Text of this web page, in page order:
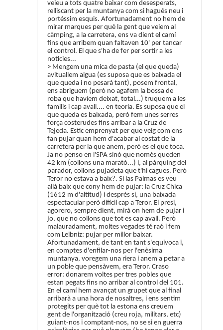
veieu a tots quatre baixar com desesperats,
relliscant per la muntanya com si hagués neu i
portéssim esquis. Afortunadament no hem de
mirar marques per què la gent que veiem al
càmping, a la carretera, ens va dient el camí
fins que arribem quan faltaven 10' per tancar
el control. El que s'ha de fer per sortir a les
noticies...
> Mengem una mica de pasta (el que queda)
avituallem aigua (es suposa que es baixada el
que queda i no pesarà tant), posem frontal,
ens abriguem (però no agafem la bossa de
roba que havíem deixat, total...) truquem a les
familis i cap avall.... en teoria. Es suposa que el
que queda es baixada, però fem unes serres
força costerudes fins arribar a la Cruz de
Tejeda. Estic emprenyat per que veig com ens
fan pujar quan hem d'acabar al costat de la
carretera per la que anem, però es el que toca.
Ja no penso en l'SPA sinó que només queden
42 km (collons una marató...) i, al pàrquing del
parador, collons pujadeta que t'hi cagues. Però
Teror no estava a baix?. Si las Palmas es veu
allà baix que cony hem de pujar: la Cruz Chica
(1612 m d'altitud) i desprès si, una baixada
espectacular però difícil cap a Teror. El presi,
agorero, sempre dient, mirà on hem de pujar i
jo, que no collons que tot es cap avall. Però
malauradament, moltes vegades té raó i fem
com Leibniz: pujar per millor baixar.
Afortunadament, de tant en tant s'equivoca i,
en comptes d'enfilar-nos per l'enèsima
muntanya, voregem una riera i anem a petar a
un poble que pensàvem, era Teror. Craso
error: donarem voltes per tres pobles que
estan pegats fins no arribar al control del 101.
En el camí hem avançat un grupet que al final
arribarà a una hora de nosaltres, i ens sentim
protegits per què tot la estona ens creuem
gent de l'organització (creu roja, militars, etc)
guiant-nos i comptant-nos, no se si en guerra